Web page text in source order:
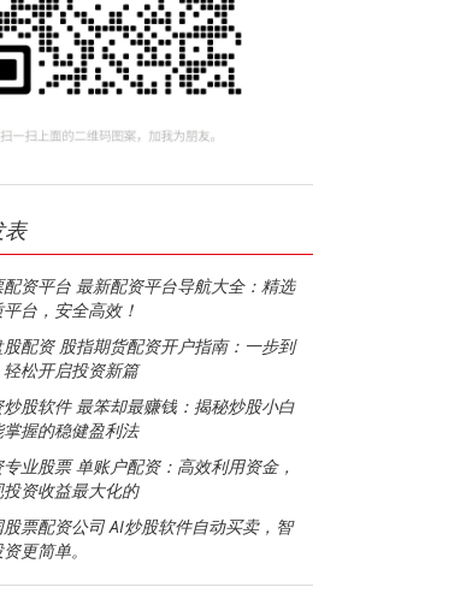
表
配资平台 最新配资平台导航大全：精选
台，安全高效！
股配资 股指期货配资开户指南：一步到
轻松开启投资新篇
炒股软件 最笨却最赚钱：揭秘炒股小白
掌握的稳健盈利法
业股票 单账户配资：高效利用资金，
投资收益最大化的
股票配资公司 AI炒股软件自动买卖，智
更简单。